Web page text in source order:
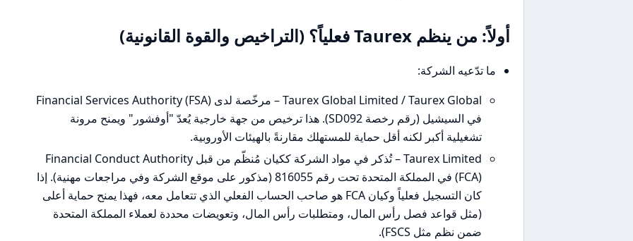
أولاً: من ينظم Taurex فعلياً؟ (التراخيص والقوة القانونية)
ما تدّعيه الشركة:
Taurex Global Limited / Taurex Global – مرخّصة لدى Financial Services Authority (FSA)
في السيشيل (رقم رخصة SD092). هذا ترخيص من جهة خارجية يُعدّ "أوفشور" ويمنح مرونة
تشغيلية أكبر لكنه أقل حماية للمستهلك مقارنةً بالهيئات الأوروبية.
Taurex Limited – تُذكر في مواد الشركة ككيان مُنظّم من قبل Financial Conduct Authority
(FCA) في المملكة المتحدة تحت رقم 816055 (مذكور على موقع الشركة وفي مراجعات مهنية). إذا
كان التسجيل فعلياً وكيان FCA هو صاحب الحساب الفعلي الذي تتعامل معه، فهذا يمنح حماية أعلى
(مثل قواعد فصل رأس المال، ومتطلبات رأس المال، وتعويضات محددة لعملاء المملكة المتحدة
ضمن نظم مثل FSCS).